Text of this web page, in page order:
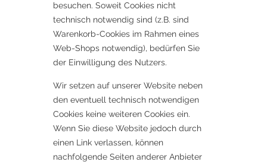
besuchen. Soweit Cookies nicht
technisch notwendig sind (z.B. sind
Warenkorb-Cookies im Rahmen eines
Web-Shops notwendig), bedürfen Sie
der Einwilligung des Nutzers.
Wir setzen auf unserer Website neben
den eventuell technisch notwendigen
Cookies keine weiteren Cookies ein.
Wenn Sie diese Website jedoch durch
einen Link verlassen, können
nachfolgende Seiten anderer Anbieter